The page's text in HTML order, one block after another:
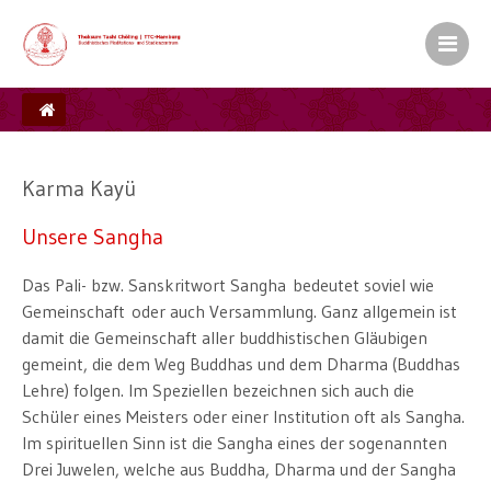
Kamalashila Institut� f�r
Europ�ischer Sitz S.H. des XVII.
Karma Kayü
Unsere Sangha
Das Pali- bzw. Sanskritwort Sangha bedeutet soviel wie
Gemeinschaft oder auch Versammlung. Ganz allgemein ist
damit die Gemeinschaft aller buddhistischen Gläubigen
gemeint, die dem Weg Buddhas und dem Dharma (Buddhas
Lehre) folgen. Im Speziellen bezeichnen sich auch die
Schüler eines Meisters oder einer Institution oft als Sangha.
Im spirituellen Sinn ist die Sangha eines der sogenannten
Drei Juwelen, welche aus Buddha, Dharma und der Sangha